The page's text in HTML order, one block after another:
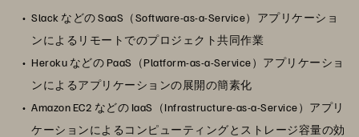
Slack などの SaaS（Software-as-a-Service）アプリケーショ
ンによるリモートでのプロジェクト共同作業
Heroku などの PaaS（Platform-as-a-Service）アプリケーショ
ンによるアプリケーションの展開の簡素化
Amazon EC2 などの IaaS（Infrastructure-as-a-Service）アプリ
ケーションによるコンピューティングとストレージ容量の効